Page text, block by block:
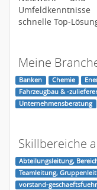
schnelle Top-
Meine
Banken Chemie
Fahrzeugbau & -
Unternehmensberatung
Skillbereiche
Abteilungsleitung,
Teamleitung,
vorstand-